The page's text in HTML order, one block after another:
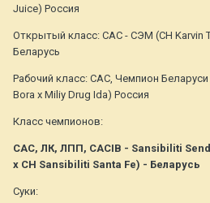
Juice) Россия
Открытый класс: САС - СЭМ (CH Karvin
Беларусь
Рабочий класс: САС, Чемпион
Bora x Miliy Drug Ida) Россия
Класс чемпионов:
САС, ЛК, ЛПП, CACIB - Sansibiliti
x CH Sansibiliti Santa Fe) - Беларусь
Суки: